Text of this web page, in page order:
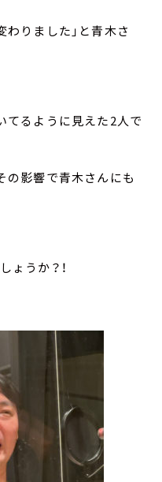
わりました」と青木さ
てるように見えた2人で
の影響で青木さんにも
ょうか？！